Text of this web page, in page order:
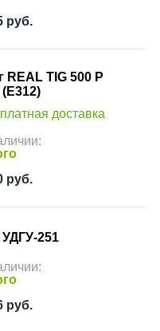
руб.
REAL TIG 500 P
доставка
руб.
251
руб.